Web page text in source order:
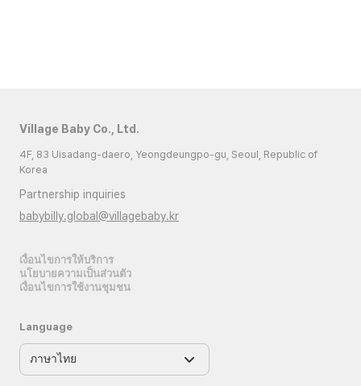
Village Baby Co., Ltd.
4F, 83 Uisadang-daero, Yeongdeungpo-gu, Seoul, Republic of
Korea
Partnership inquiries
babybilly.global@villagebaby.kr
เงื่อนไขการให้บริการ
นโยบายความเป็นส่วนตัว
เงื่อนไขการใช้งานชุมชน
Language